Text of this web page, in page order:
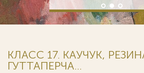
КЛАСС 17. КАУЧУК,
ГУТТАПЕРЧА...